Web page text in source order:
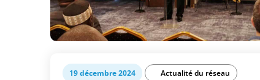
19 décembre 2024
Actualité du réseau